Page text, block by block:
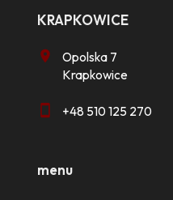
KRAPKOWICE
Opolska 7
Krapkowice
+48 510 125 270
menu